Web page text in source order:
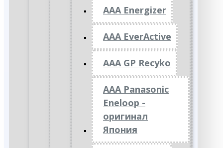
AAA Energizer
AAA EverActive
AAA GP Recyko
AAA Panasonic
Eneloop -
оригинал
Япония